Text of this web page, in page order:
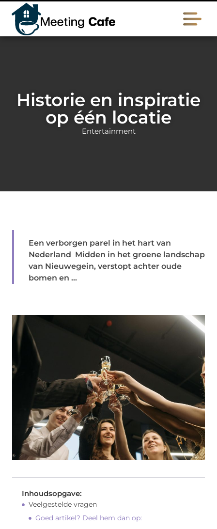
Historie en inspiratie
op één locatie
Entertainment
Een verborgen parel in het hart van
Nederland Midden in het groene landschap
van Nieuwegein, verstopt achter oude
bomen en ...
Inhoudsopgave:
Veelgestelde vragen
Goed artikel? Deel hem dan op: